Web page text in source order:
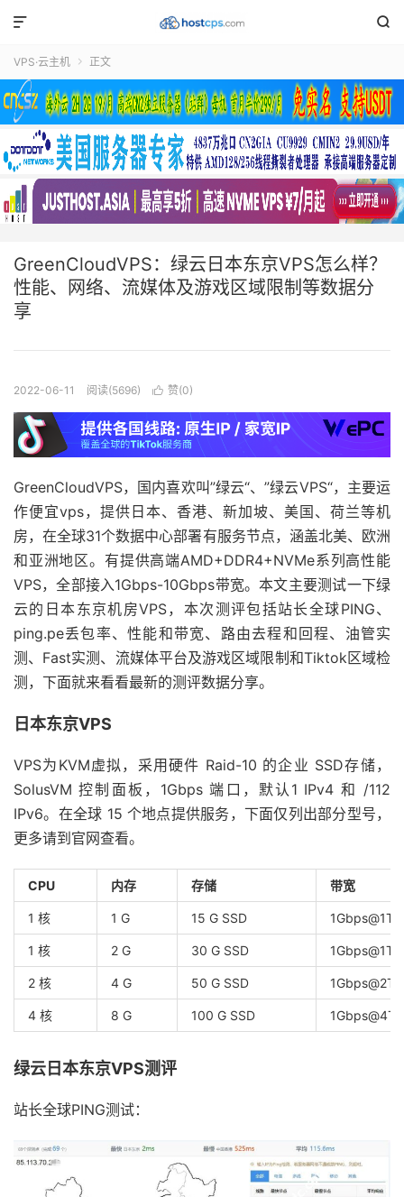


VPS·云主机  正文
GreenCloudVPS：绿云日本东京VPS怎么样？
性能、网络、流媒体及游戏区域限制等数据分
享
2022-06-11 阅读(5696)  赞(0)
GreenCloudVPS，国内喜欢叫”绿云“、”绿云VPS“，主要运
作便宜vps，提供日本、香港、新加坡、美国、荷兰等机
房，在全球31个数据中心部署有服务节点，涵盖北美、欧洲
和亚洲地区。有提供高端AMD+DDR4+NVMe系列高性能
VPS，全部接入1Gbps-10Gbps带宽。本文主要测试一下绿
云的日本东京机房VPS，本次测评包括站长全球PING、
ping.pe丢包率、性能和带宽、路由去程和回程、油管实
测、Fast实测、流媒体平台及游戏区域限制和Tiktok区域检
测，下面就来看看最新的测评数据分享。
日本东京VPS
VPS为KVM虚拟，采用硬件 Raid-10 的企业 SSD存储，
SolusVM 控制面板，1Gbps 端口，默认1 IPv4 和 /112
IPv6。在全球 15 个地点提供服务，下面仅列出部分型号，
更多请到官网查看。
CPU 内存 存储 带宽
1 核 1 G 15 G SSD 1Gbps@1TB
1 核 2 G 30 G SSD 1Gbps@1TB
2 核 4 G 50 G SSD 1Gbps@2TB
4 核 8 G 100 G SSD 1Gbps@4TB
绿云日本东京VPS测评
站长全球PING测试：